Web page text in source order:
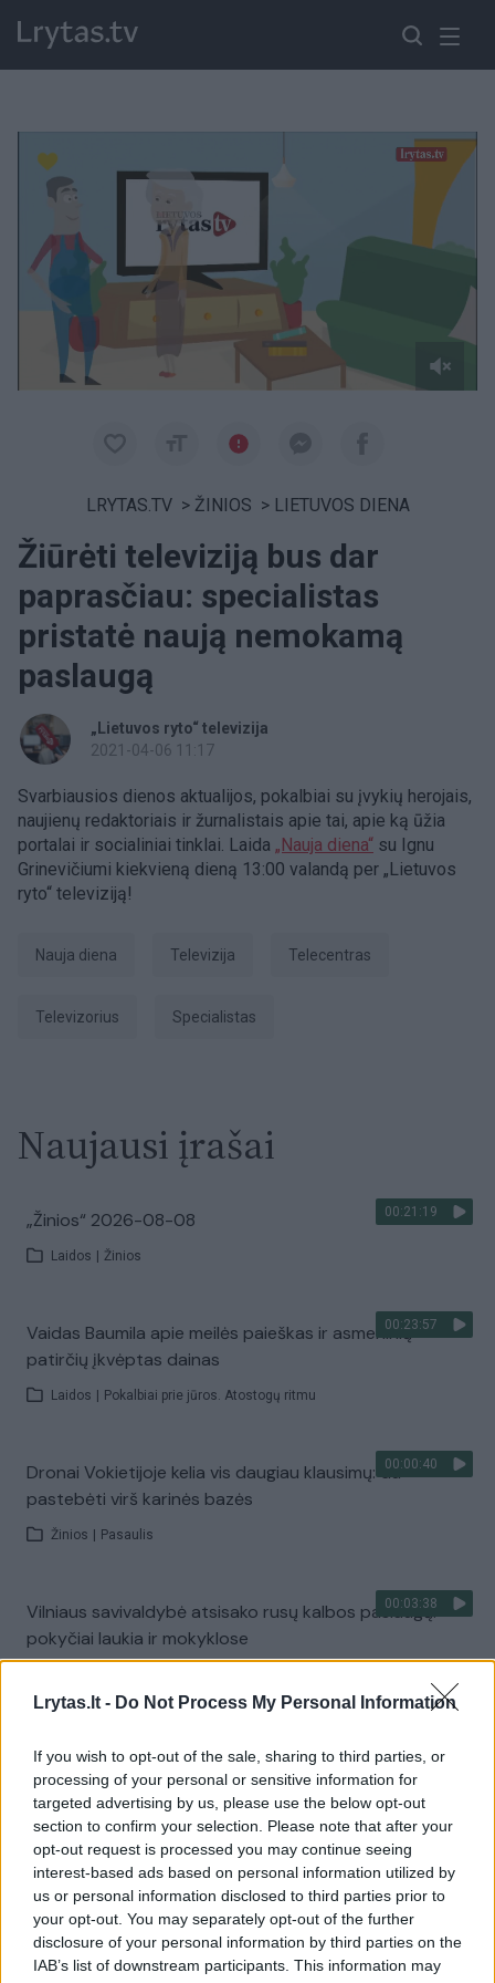
Lrytas.lt - Do Not Process My Personal Information
If you wish to opt-out of the sale, sharing to third parties, or
processing of your personal or sensitive information for
targeted advertising by us, please use the below opt-out
section to confirm your selection. Please note that after your
opt-out request is processed you may continue seeing
interest-based ads based on personal information utilized by
us or personal information disclosed to third parties prior to
your opt-out. You may separately opt-out of the further
disclosure of your personal information by third parties on the
IAB’s list of downstream participants. This information may
LRYTAS.TV > ŽINIOS > LIETUVOS DIENA
Žiūrėti televiziją bus dar
paprasčiau: specialistas
pristatė naują nemokamą
paslaugą
„Lietuvos ryto“ televizija
2021-04-06 11:17
Svarbiausios dienos aktualijos, pokalbiai su įvykių herojais,
naujienų redaktoriais ir žurnalistais apie tai, apie ką ūžia
portalai ir socialiniai tinklai. Laida „Nauja diena“ su Ignu
Grinevičiumi kiekvieną dieną 13:00 valandą per „Lietuvos
ryto“ televiziją!
Nauja diena Televizija Telecentras
Televizorius specialistas
Naujausi įrašai
00:21:19
„Žinios“ 2026-08-08
Laidos Žinios
00:23:57
Vaidas Baumila apie meilės paieškas ir asmeninių
patirčių įkvėptas dainas
Laidos Pokalbiai prie jūros. Atostogų ritmu
00:00:40
Dronai Vokietijoje kelia vis daugiau klausimų: du
pastebėti virš karinės bazės
Žinios Pasaulis
00:03:38
Vilniaus savivaldybė atsisako rusų kalbos paslaugų:
pokyčiai laukia ir mokyklose
Visi įrašai
Žiūrimiausi įrašai
00:00:30
Vaizdai iš tragiškos avarijos Vilniaus r.: dviejų moterų ir
vaiko gyvybių išgelbėti nepavyko